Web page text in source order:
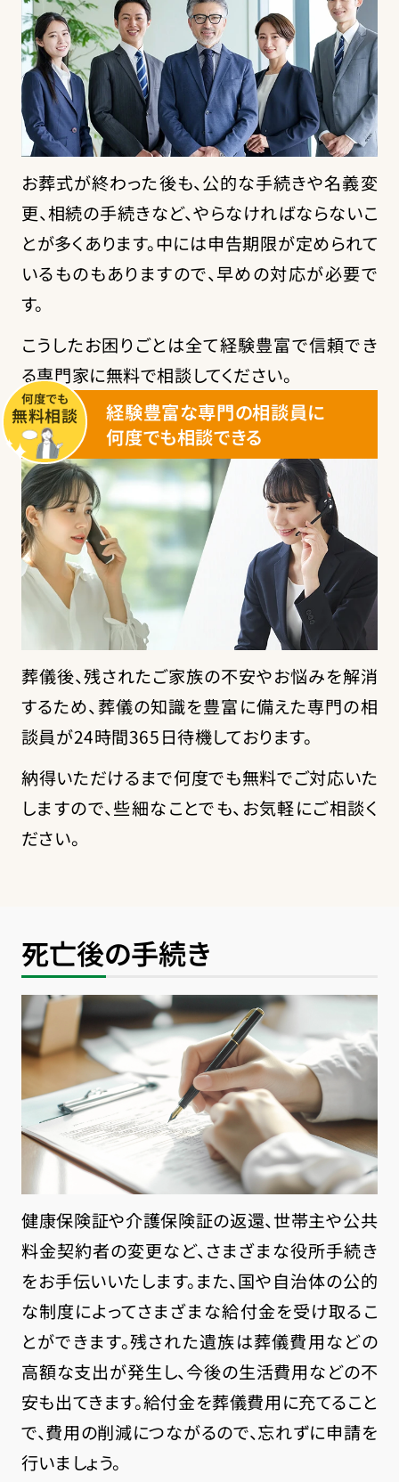
お葬式が終わった後も、公的な手続きや名義変
更、相続の手続きなど、やらなければならないこ
とが多くあります。中には申告期限が定められて
いるものもありますので、早めの対応が必要で
す。
こうしたお困りごとは全て経験豊富で信頼でき
る専門家に無料で相談してください。
何度でも
無料相談
経験豊富な専門の相談員に
何度でも相談できる
葬儀後、残されたご家族の不安やお悩みを解消
するため、葬儀の知識を豊富に備えた専門の相
談員が24時間365日待機しております。
納得いただけるまで何度でも無料でご対応いた
しますので、些細なことでも、お気軽にご相談く
ださい。
死亡後の手続き
健康保険証や介護保険証の返還、世帯主や公共
料金契約者の変更など、さまざまな役所手続き
をお手伝いいたします。また、国や自治体の公的
な制度によってさまざまな給付金を受け取るこ
とができます。残された遺族は葬儀費用などの
高額な支出が発生し、今後の生活費用などの不
安も出てきます。給付金を葬儀費用に充てること
で、費用の削減につながるので、忘れずに申請を
行いましょう。